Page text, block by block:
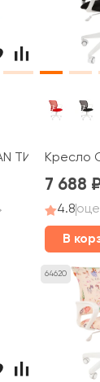
ТИН 108Кресло
7 688
4.8
В
64620